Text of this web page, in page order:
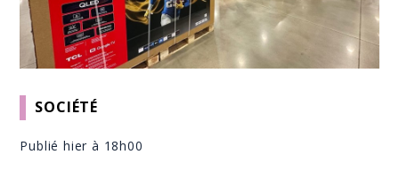
SOCIÉTÉ
Publié hier à 18h00